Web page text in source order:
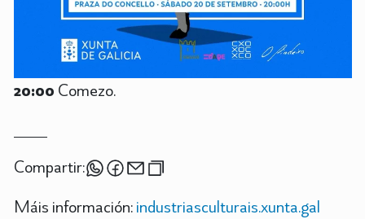
20:00 Comezo.
Compartir:
Máis información:industriasculturais.xunta.gal